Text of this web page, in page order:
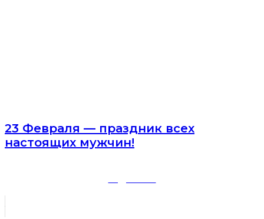
23 Февраля — праздник всех
настоящих мужчин!